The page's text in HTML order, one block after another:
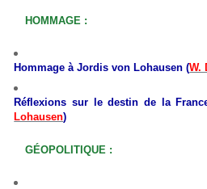
HOMMAGE :
Hommage à Jordis von Lohausen (W.
Réflexions sur le destin de la
Lohausen)
GÉOPOLITIQUE :